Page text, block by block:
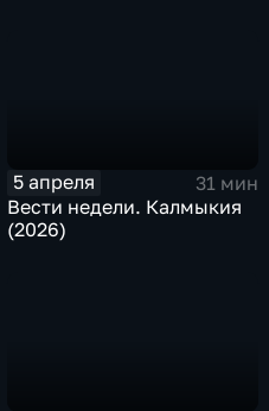
5 апреля
31 мин
Вести недели. Калмыкия
(2026)